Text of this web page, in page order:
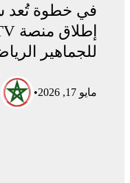
في خطوة تُعد
للجماهير
مايو 17, 2026 •